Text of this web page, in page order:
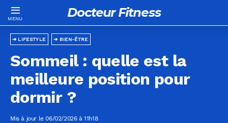
Docteur Fitness
BIEN-ÊTRE
LIFESTYLE
Sommeil : quelle est la
meilleure position pour
dormir ?
Mis à jour le 06/02/2026 à 11h18